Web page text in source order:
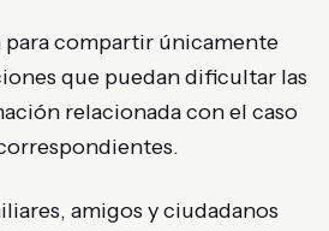
para compartir únicamente
que puedan dificultar las
relacionada con el caso
amigos y ciudadanos